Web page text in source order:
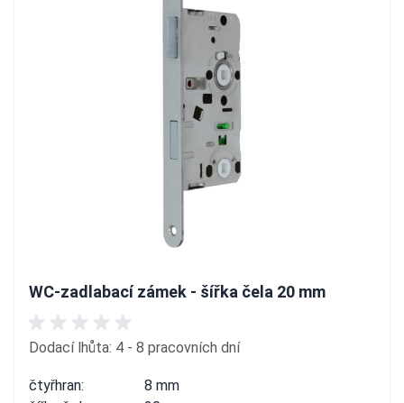
WC-zadlabací zámek - šířka čela 20 mm
Dodací lhůta: 4 - 8 pracovních dní
čtyřhran:
8 mm